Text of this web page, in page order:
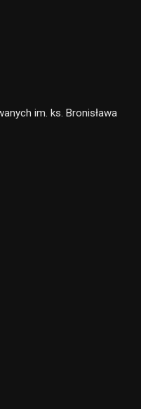
im. ks. Bronisława